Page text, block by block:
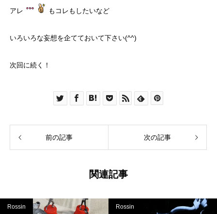
アレ もコレもしたいなど
いろいろな妄想を企てておいて下さい(^^)
次回に続く！
前の記事 次の記事
関連記事
Rossin Rossin